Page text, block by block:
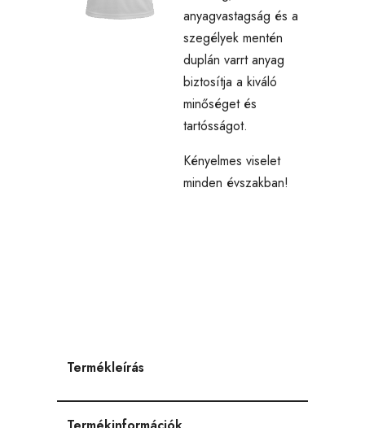
anyagvastagság és a
szegélyek mentén
duplán varrt anyag
biztosítja a kiváló
minőséget és
tartósságot.
Kényelmes viselet
minden évszakban!
Termékleírás